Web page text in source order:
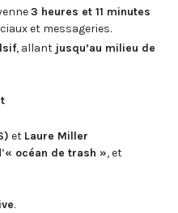
3 heures et 11 minutes
et messageries.
, allant jusqu’au milieu de
et Laure Miller
« océan de trash », et
.